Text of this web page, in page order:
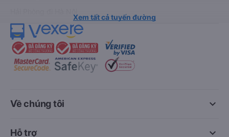
Xem tất cả tuyến đường
keyboard_arrow_down
Về chúng tôi
keyboard_arrow_down
Hỗ trợ